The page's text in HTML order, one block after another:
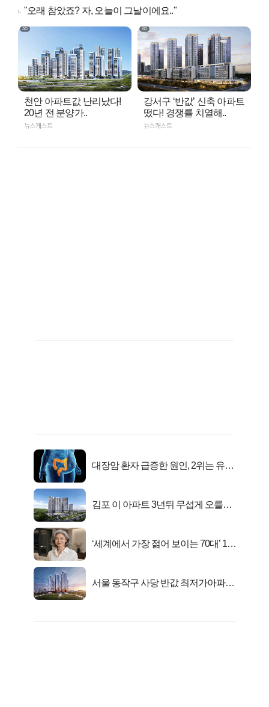
"오래 참았죠? 자, 오늘이 그날이에요.."
천안 아파트값 난리났다!
20년 전 분양가..
뉴스캐스트
강서구 ‘반값’ 신축 아파트
떴다! 경쟁률 치열해..
뉴스캐스트
대장암 환자 급증한 원인, 2위는 유산
김포 이 아파트 3년뒤 무섭게 오를겁
‘세계에서 가장 젊어 보이는 70대’ 1위
서울 동작구 사당 반값 최저가아파트